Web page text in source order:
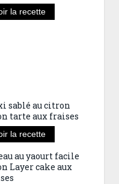
la recette
sablé au citron
tarte aux fraises
la recette
au yaourt facile
Layer cake aux